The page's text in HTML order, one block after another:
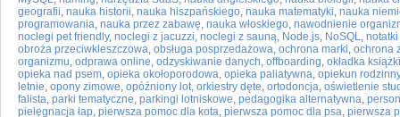
geografii, nauka historii, nauka hiszpańskiego, nauka matematyki, nauka
programowania, nauka przez zabawę, nauka włoskiego, nawodnienie
noclegi pet friendly, noclegi z jacuzzi, noclegi z sauną, Node.js, NoSQL,
obroża przeciwkleszczowa, obsługa posprzedażowa, ochrona marki, ochrona
organizmu, odprawa online, odzyskiwanie danych, offboarding, okładka książki
opieka nad psem, opieka okołoporodowa, opieka paliatywna, opiekun rodzinny
letnie, opony zimowe, opóźniony lot, orkiestry dęte, ortodoncja, oświetlenie
falista, parki tematyczne, parkingi lotniskowe, pedagogika alternatywna,
pielęgnacja łap, pierwsza pomoc dla kota, pierwsza pomoc dla psa, pierwsza